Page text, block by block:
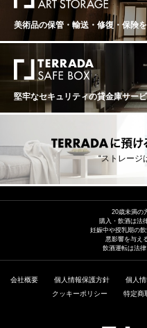
美術品の保管・輸送・修復・保険を
堅牢なセキュリティの貸金庫サー
“ストレージ
20歳未満の
購入・飲酒は法
妊娠中や授乳期の
悪影響を与え
飲酒運転は法律
会社概要 個人情報保護方針 個人
クッキーポリシー
特定商